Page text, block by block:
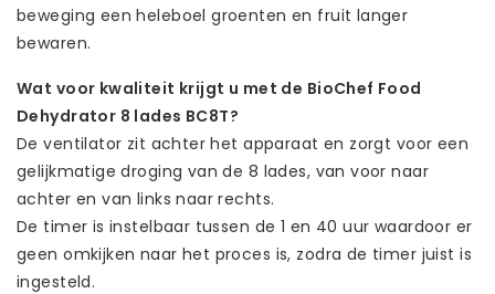
beweging een heleboel groenten en fruit langer
bewaren.
Wat voor kwaliteit krijgt u met de BioChef Food
Dehydrator 8 lades BC8T?
De ventilator zit achter het apparaat en zorgt voor een
gelijkmatige droging van de 8 lades, van voor naar
achter en van links naar rechts.
De timer is instelbaar tussen de 1 en 40 uur waardoor er
geen omkijken naar het proces is, zodra de timer juist is
ingesteld.